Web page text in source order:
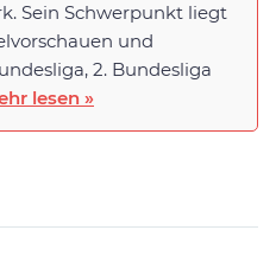
Sein Schwerpunkt liegt
und
2. Bundesliga
lesen »